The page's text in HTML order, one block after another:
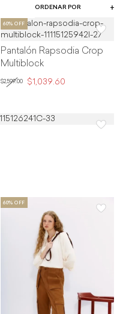
ORDENAR POR
Pantalón Rapsodia Crop
Multiblock
$2,599.00 $1,039.60